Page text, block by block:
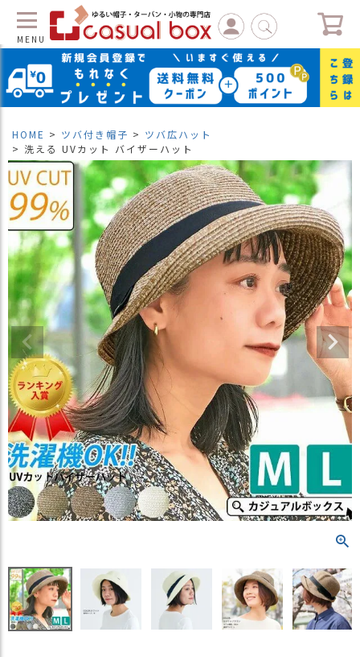
MENU
マ
イ
ペ
ー
（
新
規
会
員
登
録
）
商
品
カ
テ
ゴ
リ
閲
歴
買
い
HOME ツバ付き帽子
ツバ広ハット
洗える UVカット バイザーハット